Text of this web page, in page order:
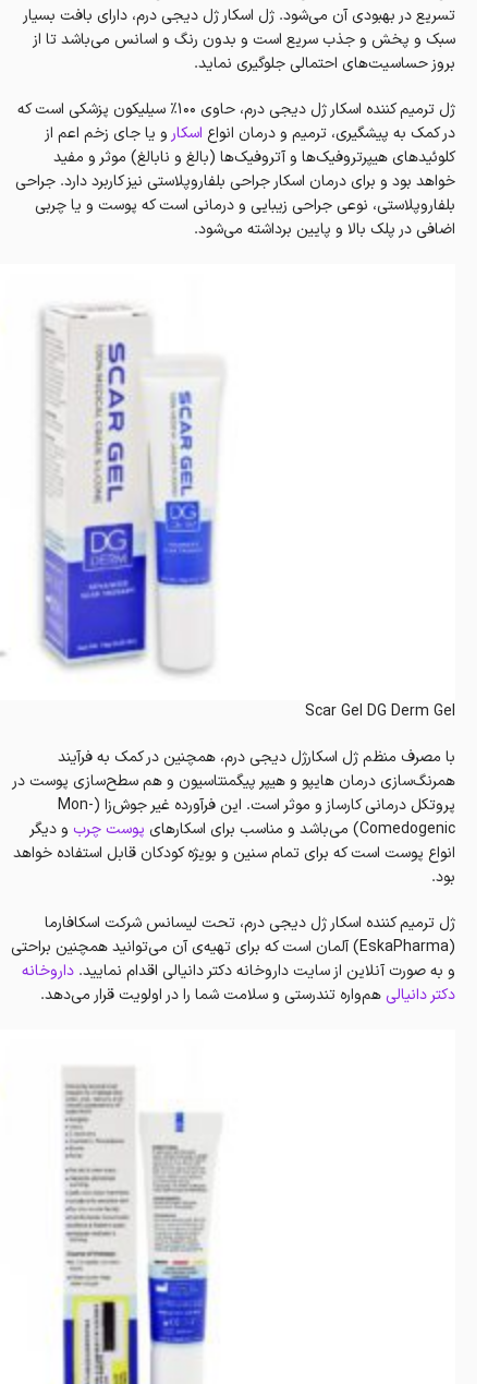
تسریع در بهبودی آن می‌شود. ژل اسکار ژل دیجی درم، دارای بافت بسیار
سبک و پخش و جذب سریع است و بدون رنگ و اسانس می‌باشد تا از
بروز حساسیت‌های احتمالی جلوگیری نماید.
ژل ترمیم کننده اسکار ژل دیجی درم، حاوی ۱۰۰٪ سیلیکون پزشکی است که
در کمک به پیشگیری، ترمیم و درمان انواع اسکار و یا جای زخم اعم از
کلوئیدهای هیپرتروفیک‌ها و آتروفیک‌ها (بالغ و نابالغ) موثر و مفید
خواهد بود و برای درمان اسکار جراحی بلفاروپلاستی نیز کاربرد دارد. جراحی
بلفاروپلاستی، نوعی جراحی زیبایی‌ و درمانی است که پوست و یا چربی
اضافی در پلک بالا و پایین برداشته می‌شود.
Scar Gel DG Derm Gel
با مصرف منظم ژل اسکارژل دیجی درم، همچنین در کمک به فرآیند
همرنگ‌سازی درمان هایپو و هیپر پیگمنتاسیون و هم سطح‌سازی پوست در
پروتکل درمانی کارساز و موثر است. این فرآورده غیر جوش‌زا (Mon-
Comedogenic) می‌باشد و مناسب برای اسکارهای
پوست چرب و دیگر
انواع پوست است که برای تمام سنین و بویژه کودکان قابل استفاده خواهد
بود‌.
ژل ترمیم کننده اسکار ژل دیجی درم، تحت لیسانس شرکت اسکافارما
(EskaPharma) آلمان است که برای تهیه‌ی آن می‌توانید همچنین براحتی
و به صورت آنلاین از سایت داروخانه‌ دکتر دانیالی اقدام نمایید. داروخانه‌
دکتر دانیالی هم‌واره تندرستی و سلامت شما را در اولویت قرار می‌دهد.